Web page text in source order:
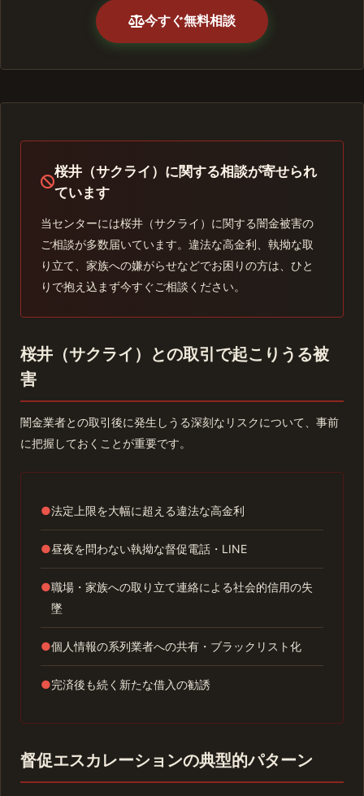
今すぐ無料相談
桜井（サクライ）に関する相談が寄せられ
ています
当センターには桜井（サクライ）に関する闇金被害の
ご相談が多数届いています。違法な高金利、執拗な取
り立て、家族への嫌がらせなどでお困りの方は、ひと
りで抱え込まず今すぐご相談ください。
桜井（サクライ）との取引で起こりうる被
害
闇金業者との取引後に発生しうる深刻なリスクについて、事前
に把握しておくことが重要です。
●法定上限を大幅に超える違法な高金利
●昼夜を問わない執拗な督促電話・LINE
●職場・家族への取り立て連絡による社会的信用の失
墜
●個人情報の系列業者への共有・ブラックリスト化
●完済後も続く新たな借入の勧誘
督促エスカレーションの典型的パターン